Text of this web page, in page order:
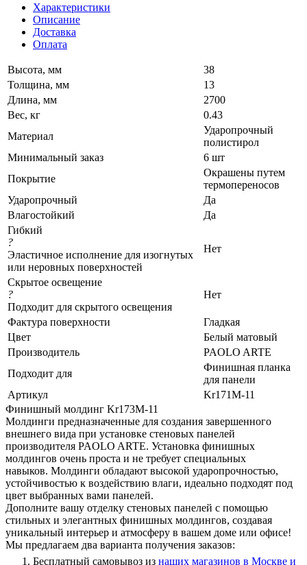
Характеристики
Описание
Доставка
Оплата
Высота, мм
38
Толщина, мм
13
Длина, мм
2700
Вес, кг
0.43
Материал
Ударопрочный
полистирол
Минимальный заказ
6 шт
Покрытие
Окрашены путем
термопереносов
Ударопрочный
Да
Влагостойкий
Да
Гибкий
?
Эластичное исполнение для изогнутых
или неровных поверхностей
Нет
Скрытое освещение
?
Подходит для скрытого освещения
Нет
Фактура поверхности
Гладкая
Цвет
Белый матовый
Производитель
PAOLO ARTE
Подходит для
Финишная планка
для панели
Артикул
Kr171M-11
Финишный молдинг Kr173M-11
Молдинги предназначенные для создания завершенного
внешнего вида при установке стеновых панелей
производителя PAOLO ARTE. Установка финишных
молдингов очень проста и не требует специальных
навыков. Молдинги обладают высокой ударопрочностью,
устойчивостью к воздействию влаги, идеально подходят под
цвет выбранных вами панелей.
Дополните вашу отделку стеновых панелей с помощью
стильных и элегантных финишных молдингов, создавая
уникальный интерьер и атмосферу в вашем доме или офисе!
Мы предлагаем два варианта получения заказов:
Бесплатный самовывоз из наших магазинов в Москве и